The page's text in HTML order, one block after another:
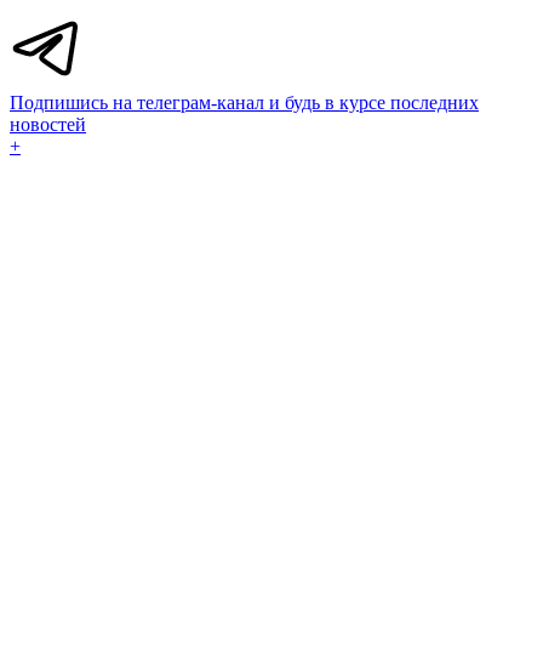
Подпишись на телеграм-канал и будь в курсе последних
новостей
+